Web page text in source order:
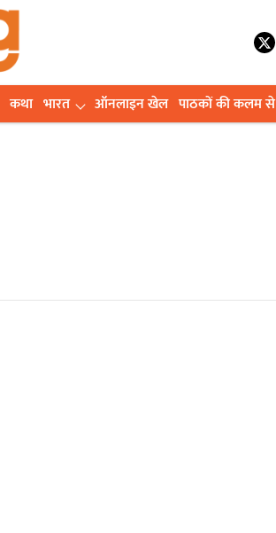
कथा भारत ऑनलाइन खेल पाठकों की कलम से